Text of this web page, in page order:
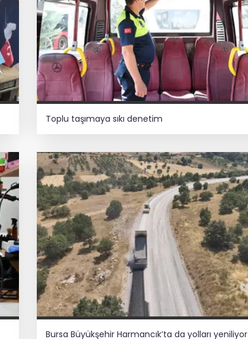
Toplu taşımaya sıkı denetim
Bursa Büyükşehir Harmancık’ta da yolları yeniliyor